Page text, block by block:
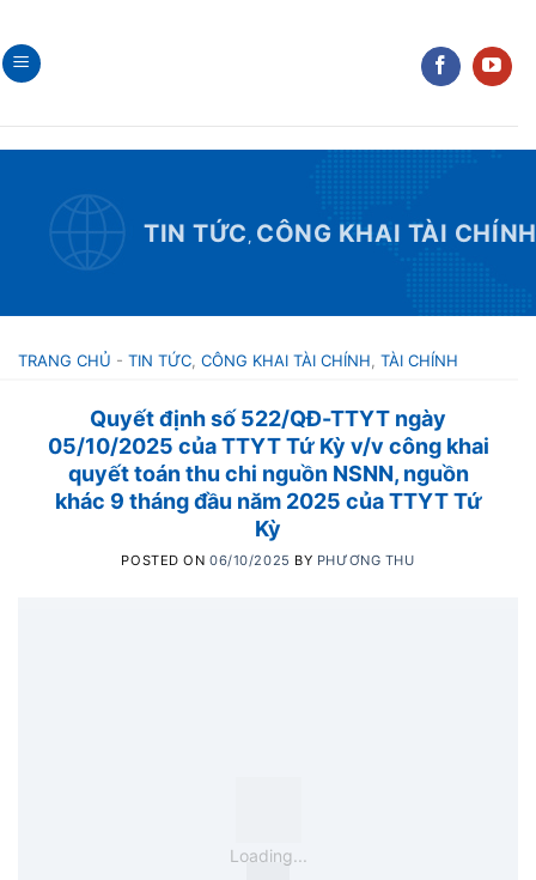
to
content
TIN TỨC , CÔNG KHAI TÀI CHÍNH
TRANG CHỦ - TIN TỨC CÔNG KHAI TÀI CHÍNH TÀI CHÍNH
Quyết định số 522/QĐ-TTYT ngày
05/10/2025 của TTYT Tứ Kỳ v/v công khai
quyết toán thu chi nguồn NSNN, nguồn
khác 9 tháng đầu năm 2025 của TTYT Tứ
Kỳ
POSTED ON06/10/2025 BY PHƯƠNG THU
Loading...